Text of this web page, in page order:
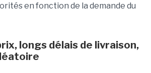
en fonction de la demande du
longs délais de livraison,